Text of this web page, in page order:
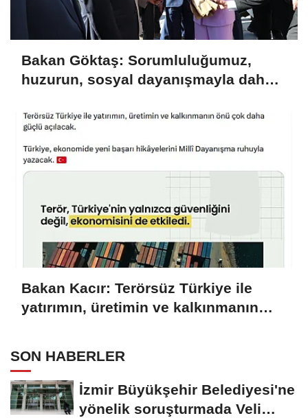
Bakan Göktaş: Sorumluluğumuz,
huzurun, sosyal dayanışmayla daha
Bakan Kacır: Terörsüz Türkiye ile
yatırımın, üretimin ve kalkınmanın
SON HABERLER
İzmir Büyükşehir Belediyesi'ne
yönelik soruşturmada Veli